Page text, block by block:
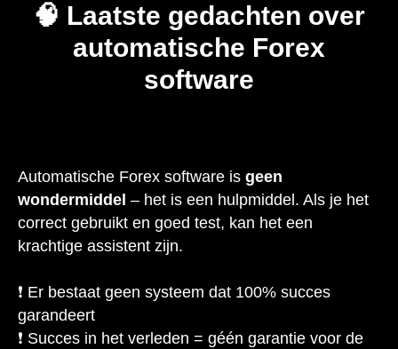
🧠 Laatste gedachten over
automatische Forex
software
Automatische Forex software is geen
wondermiddel – het is een hulpmiddel. Als je het
correct gebruikt en goed test, kan het een
krachtige assistent zijn.
❗ Er bestaat geen systeem dat 100% succes
garandeert
❗ Succes in het verleden = géén garantie voor de